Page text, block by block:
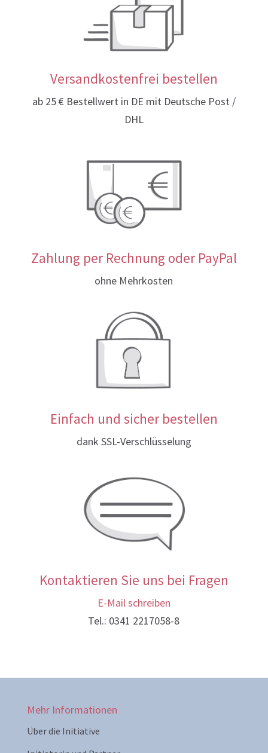
Versandkostenfrei bestellen
ab 25 € Bestellwert in DE mit Deutsche Post /
DHL
Zahlung per Rechnung oder PayPal
ohne Mehrkosten
Einfach und sicher bestellen
dank SSL-Verschlüsselung
Kontaktieren Sie uns bei Fragen
E-Mail schreiben
Tel.: 0341 2217058-8
Mehr Informationen
Über die Initiative